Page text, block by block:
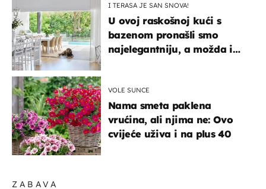
ZABAVA
I TERASA JE SAN SNOVA!
U ovoj raskošnoj kući s
bazenom pronašli smo
najelegantniju, a možda i
VOLE SUNCE
Nama smeta paklena
vrućina, ali njima ne: Ovo
cvijeće uživa i na plus 40